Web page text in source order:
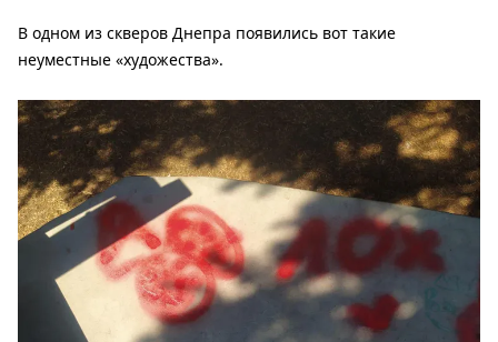
В одном из скверов Днепра появились вот такие
неуместные «художества».